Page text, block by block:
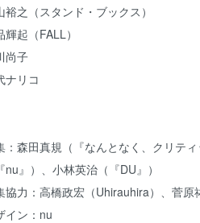
裕之（スタンド・ブックス）
輝起（FALL）
尚子
ナリコ
：森田真規（『なんとなく、クリテ
nu』）、小林英治（『DU』）
協力：高橋政宏（Uhirauhira）、菅原
イン：nu